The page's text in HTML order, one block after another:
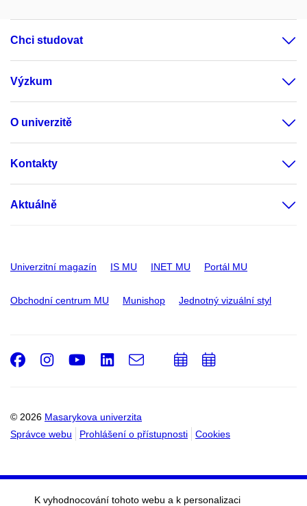
Chci studovat
Výzkum
O univerzitě
Kontakty
Aktuálně
Univerzitní magazín IS MU INET MU Portál MU
Obchodní centrum MU Munishop Jednotný vizuální styl
© 2026 Masarykova univerzita
Správce webu
Prohlášení o přístupnosti Cookies
Facebook
Instagram
Youtube
LinkedIn
e-
PřidatPřidat
K vyhodnocování tohoto webu a k personalizaci